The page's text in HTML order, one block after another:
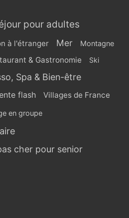
pour adultes
à l'étranger Mer Montagne
& Gastronomie Ski
Spa & Bien-être
flash Villages de France
en groupe
cher pour senior